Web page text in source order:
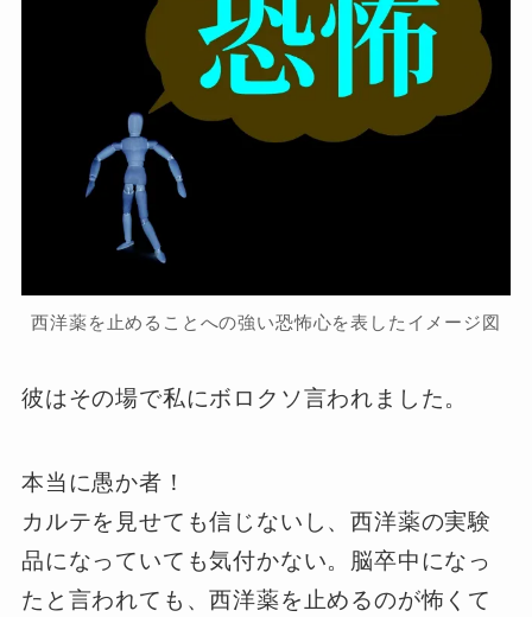
西洋薬を止めることへの強い恐怖心を表したイメージ図
彼はその場で私にボロクソ言われました。
本当に愚か者！
カルテを見せても信じないし、西洋薬の実験
品になっていても気付かない。脳卒中になっ
たと言われても、西洋薬を止めるのが怖くて